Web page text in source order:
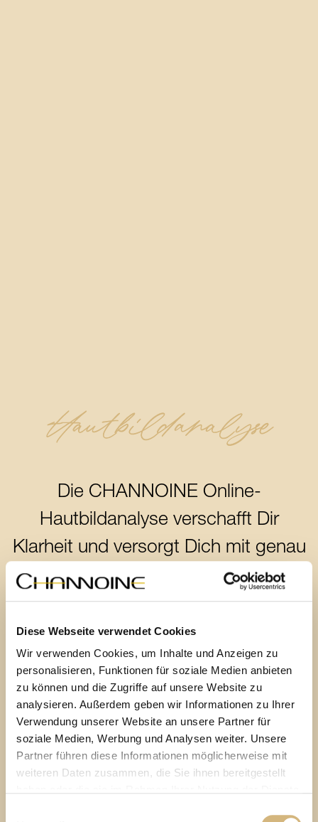
Diese Webseite verwendet Cookies
Wir verwenden Cookies, um Inhalte und Anzeigen zu
personalisieren, Funktionen für soziale Medien anbieten
zu können und die Zugriffe auf unsere Website zu
analysieren. Außerdem geben wir Informationen zu Ihrer
Verwendung unserer Website an unsere Partner für
soziale Medien, Werbung und Analysen weiter. Unsere
Partner führen diese Informationen möglicherweise mit
weiteren Daten zusammen, die Sie ihnen bereitgestellt
Hautbildanalyse
Die CHANNOINE Online-
Hautbildanalyse verschafft Dir
Klarheit und versorgt Dich mit genau
den Systempflegeempfehlungen, die
Deine Haut in ein harmonisches
Gleichgewicht bringen.
WARUM EINE HAUTBILDANALYSE
MACHEN?
Deine Vorteileder CHANNOINE
Online-Hautbildanalyse